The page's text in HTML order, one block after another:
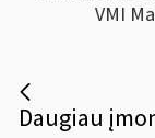
VMI